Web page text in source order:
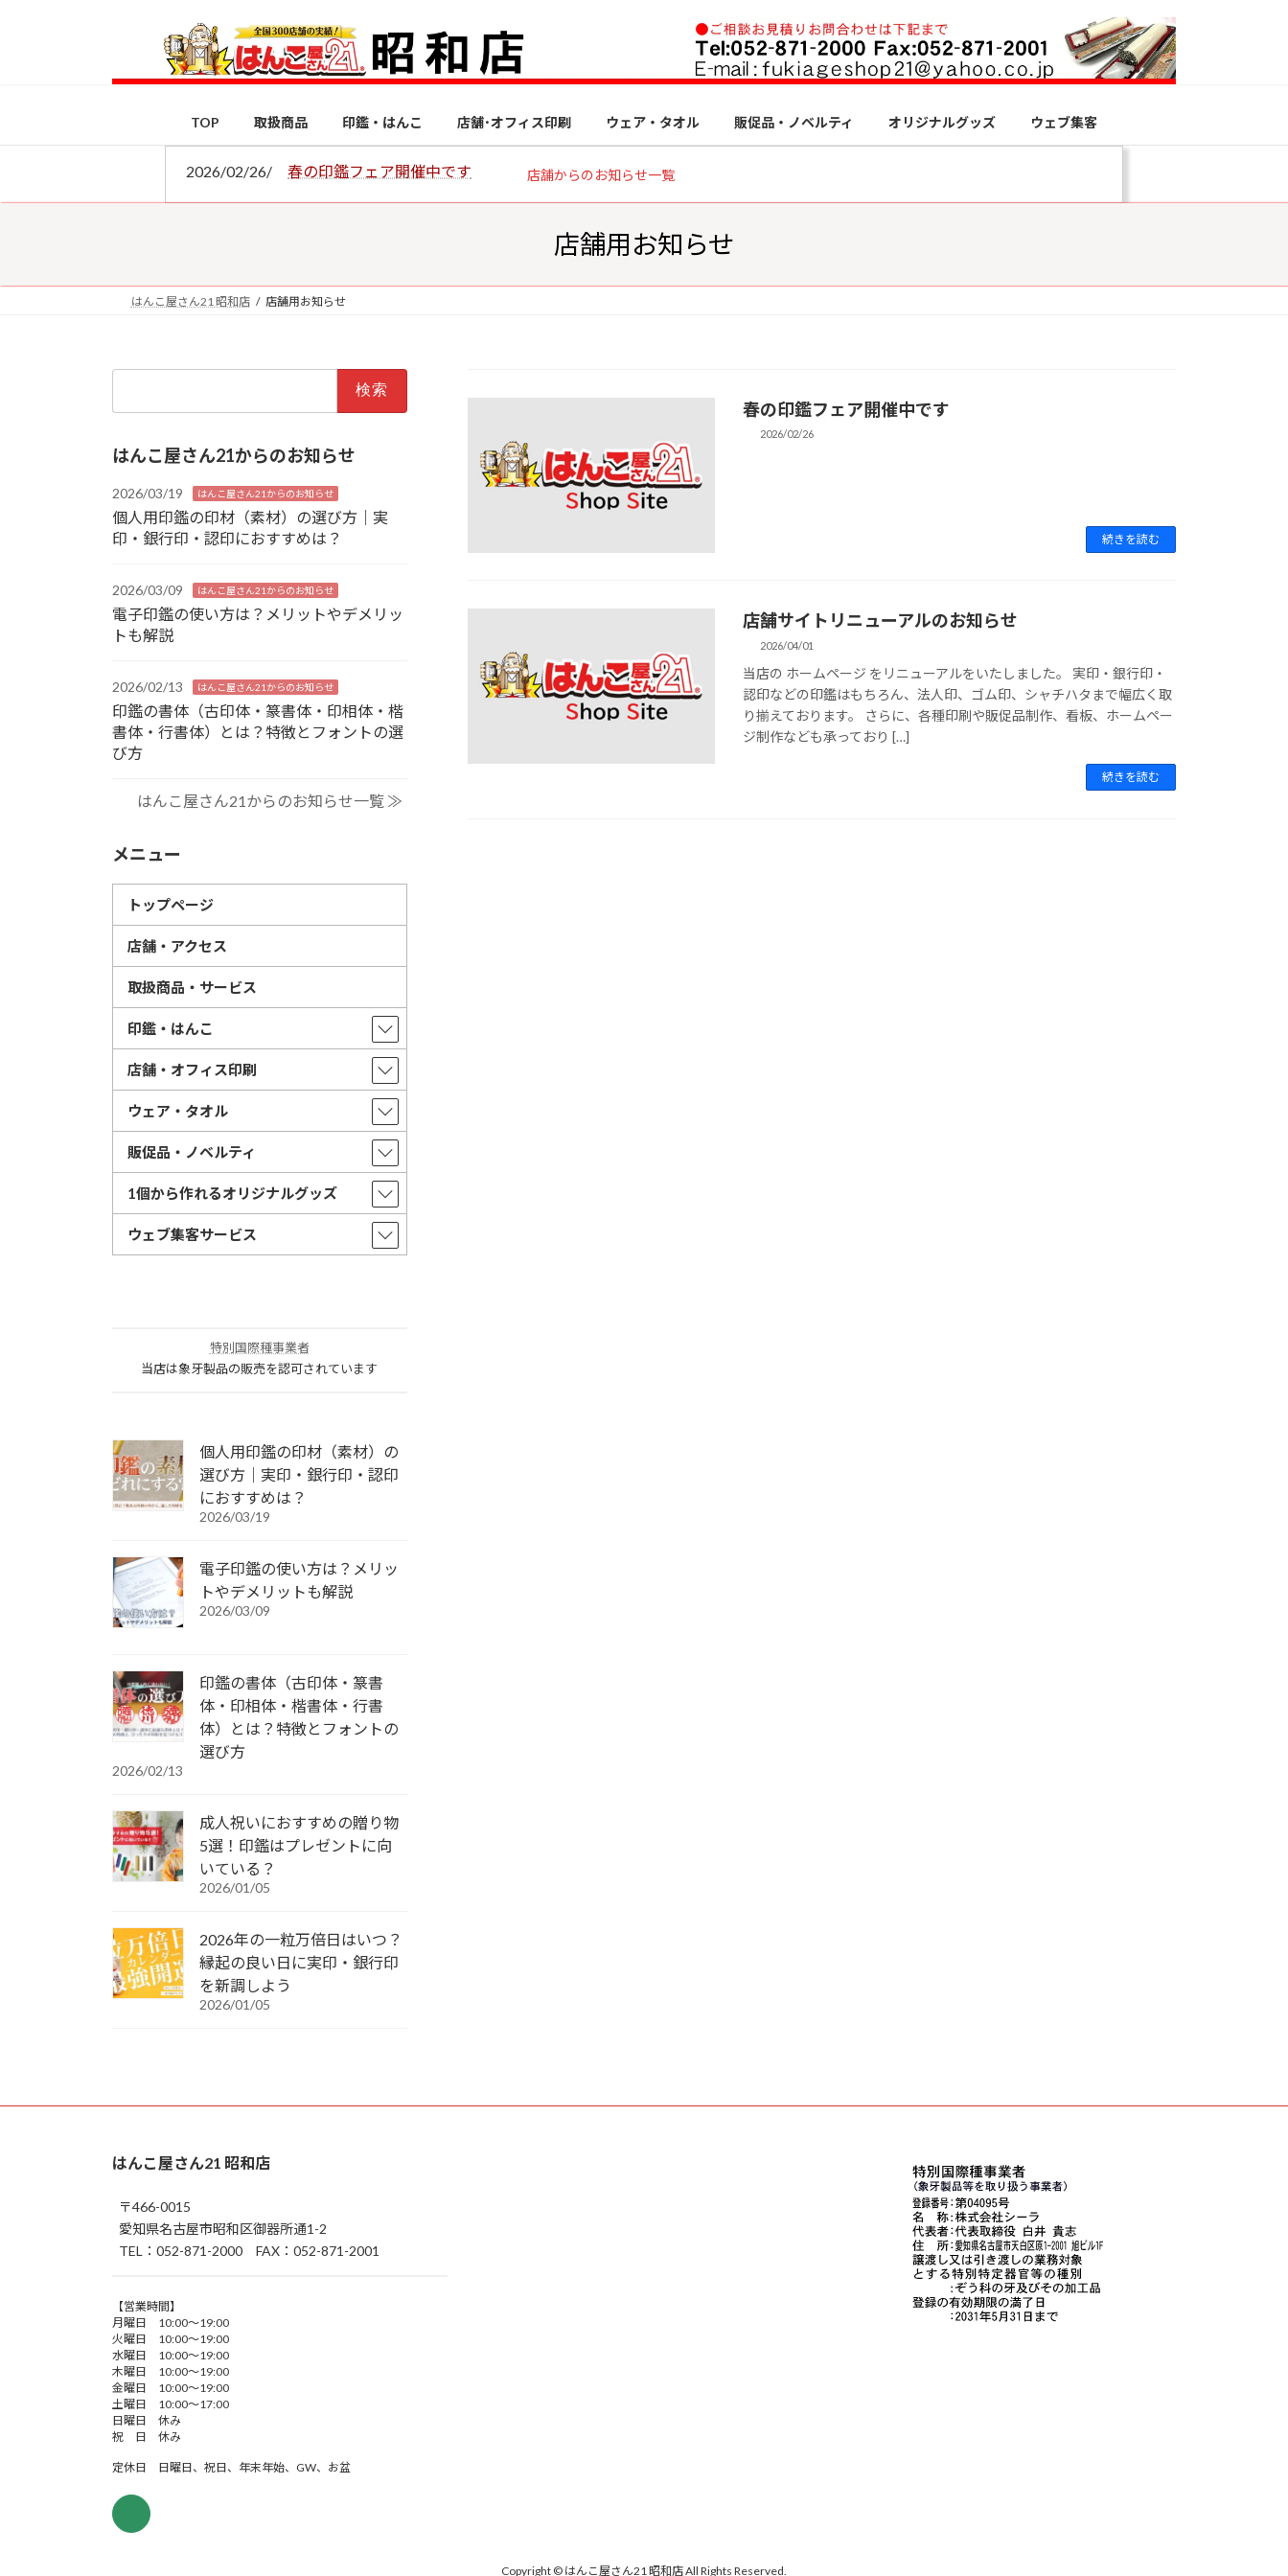
ス
ン
TOP 取扱商品 印鑑・はんこ 店舗･オフィス印刷 ウェア・タオル 販促品・ノベルティ オリジナルグッズ ウェブ集客
2026/02/26/ 春の印鑑フェア開催中です 店舗からのお知らせ一覧
店舗用お知らせ
はんこ屋さん21 昭和店 店舗用お知らせ
春の印鑑フェア開催中です
2026/02/26
続きを読む
店舗サイトリニューアルのお知らせ
2026/04/01
当店の ホームページ をリニューアルをいたしました。 実印・銀行印・
認印などの印鑑はもちろん、法人印、ゴム印、シャチハタまで幅広く取
り揃えております。 さらに、各種印刷や販促品制作、看板、ホームペー
ジ制作なども承っており […]
続きを読む
はんこ屋さん21からのお知らせ
2026/03/19 はんこ屋さん21からのお知らせ
個人用印鑑の印材（素材）の選び方｜実
印・銀行印・認印におすすめは？
2026/03/09 はんこ屋さん21からのお知らせ
電子印鑑の使い方は？メリットやデメリッ
トも解説
2026/02/13 はんこ屋さん21からのお知らせ
印鑑の書体（古印体・篆書体・印相体・楷
書体・行書体）とは？特徴とフォントの選
び方
はんこ屋さん21からのお知らせ一覧 ≫
メニュー
トップページ
店舗・アクセス
取扱商品・サービス
印鑑・はんこ
店舗・オフィス印刷
ウェア・タオル
販促品・ノベルティ
1個から作れるオリジナルグッズ
ウェブ集客サービス
特別国際種事業者
当店は象牙製品の販売を認可されています
個人用印鑑の印材（素材）の
選び方｜実印・銀行印・認印
におすすめは？
2026/03/19
電子印鑑の使い方は？メリッ
トやデメリットも解説
2026/03/09
印鑑の書体（古印体・篆書
体・印相体・楷書体・行書
体）とは？特徴とフォントの
選び方
2026/02/13
成人祝いにおすすめの贈り物
5選！印鑑はプレゼントに向
いている？
2026/01/05
2026年の一粒万倍日はいつ？
縁起の良い日に実印・銀行印
を新調しよう
2026/01/05
はんこ屋さん21 昭和店
〒466-0015
愛知県名古屋市昭和区御器所通1-2
TEL：052-871-2000 FAX：052-871-2001
【営業時間】
月曜日 10:00～19:00
火曜日 10:00～19:00
水曜日 10:00～19:00
木曜日 10:00～19:00
金曜日 10:00～19:00
土曜日 10:00～17:00
日曜日 休み
祝 日 休み
定休日 日曜日、祝日、年末年始、GW、お盆
Copyright © はんこ屋さん21 昭和店 All Rights Reserved.